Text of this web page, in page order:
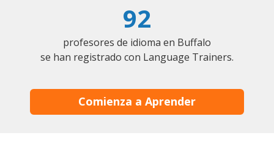
92
profesores de idioma en Buffalo
se han registrado con Language Trainers.
Comienza a Aprender